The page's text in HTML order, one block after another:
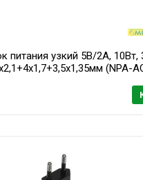
питания узкий 5В/2А, 10Вт,
(NPA-